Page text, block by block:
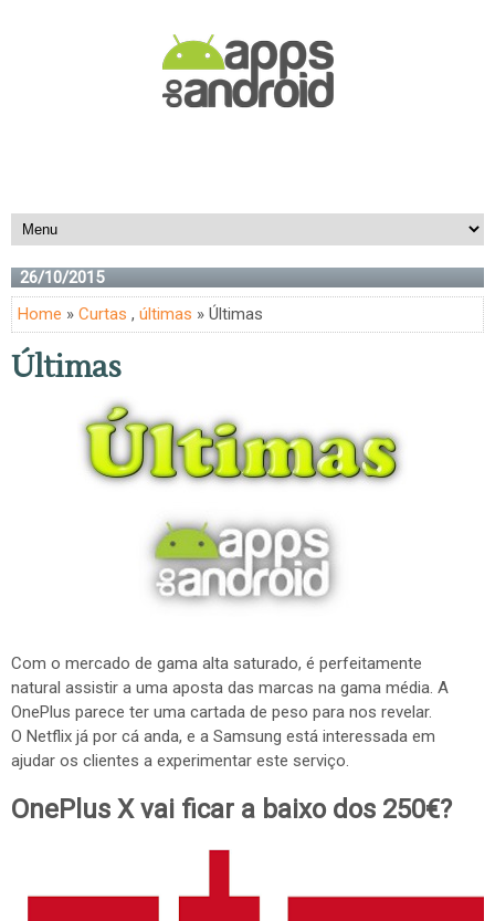
26/10/2015
Home » Curtas , últimas » Últimas
Últimas
Com o mercado de gama alta saturado, é perfeitamente
natural assistir a uma aposta das marcas na gama média. A
OnePlus parece ter uma cartada de peso para nos revelar.
O Netflix já por cá anda, e a Samsung está interessada em
ajudar os clientes a experimentar este serviço.
OnePlus X vai ficar a baixo dos 250€?